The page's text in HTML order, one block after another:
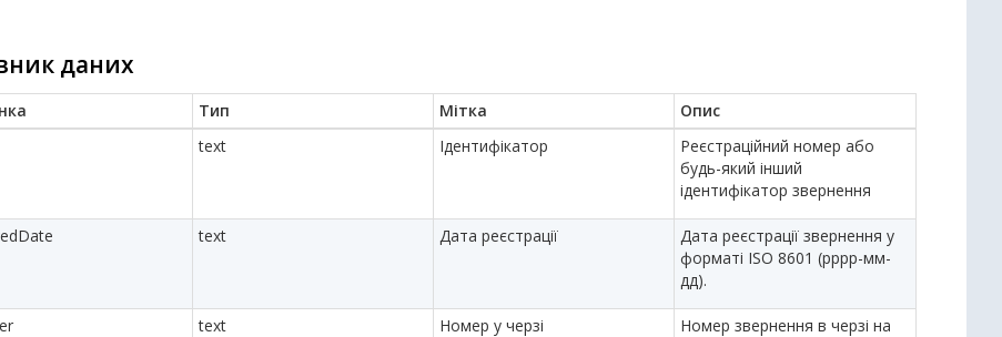
даних
Тип Мітка
Опис
text Ідентифікатор
Реєстраційний номер або
будь-який інший
ідентифікатор звернення
text Дата реєстрації
Дата реєстрації звернення у
форматі ISO 8601 (рррр-мм-
дд).
text Номер у черзі
Номер звернення в черзі на